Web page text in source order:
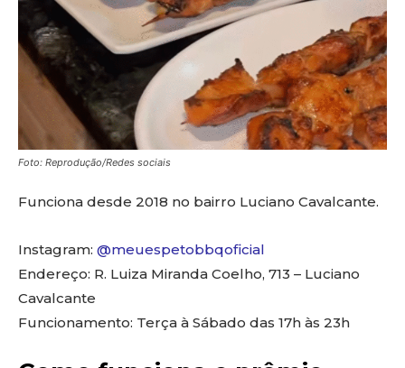
Foto: Reprodução/Redes sociais
Funciona desde 2018 no bairro Luciano Cavalcante.
Instagram: @meuespetobbqoficial
Endereço: R. Luiza Miranda Coelho, 713 – Luciano
Cavalcante
Funcionamento: Terça à Sábado das 17h às 23h